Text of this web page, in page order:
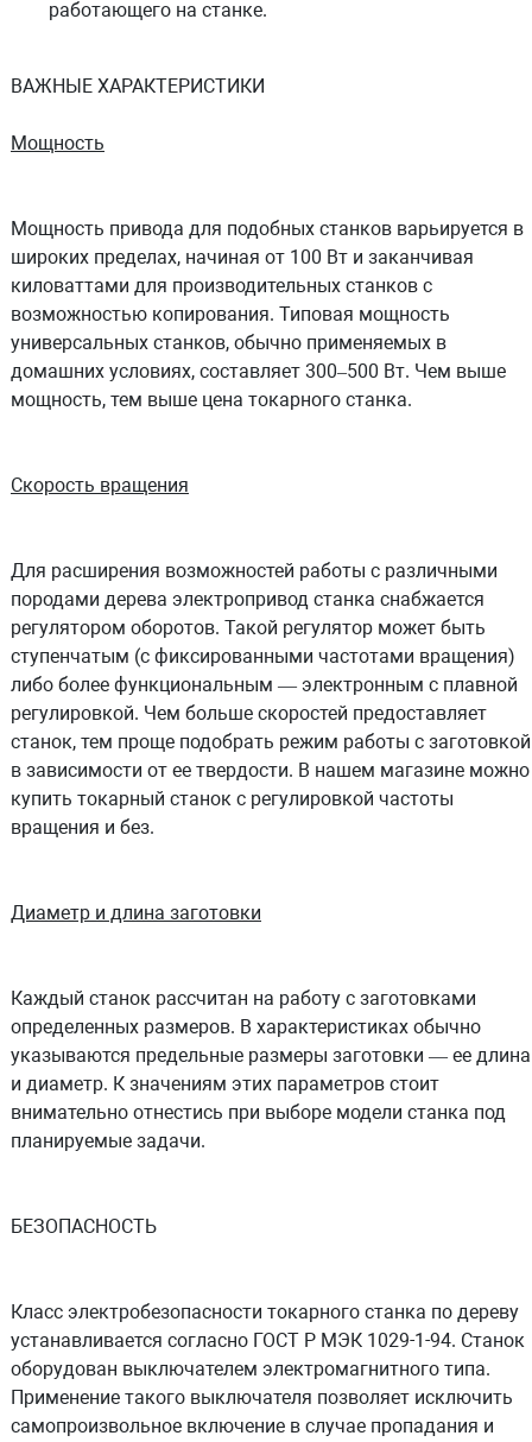
работающего на станке.
ВАЖНЫЕ ХАРАКТЕРИСТИКИ
Мощность
Мощность привода для подобных станков варьируется в
широких пределах, начиная от 100 Вт и заканчивая
киловаттами для производительных станков с
возможностью копирования. Типовая мощность
универсальных станков, обычно применяемых в
домашних условиях, составляет 300–500 Вт. Чем выше
мощность, тем выше цена токарного станка.
Скорость вращения
Для расширения возможностей работы с различными
породами дерева электропривод станка снабжается
регулятором оборотов. Такой регулятор может быть
ступенчатым (с фиксированными частотами вращения)
либо более функциональным — электронным с плавной
регулировкой. Чем больше скоростей предоставляет
станок, тем проще подобрать режим работы с заготовкой
в зависимости от ее твердости. В нашем магазине можно
купить токарный станок с регулировкой частоты
вращения и без.
Диаметр и длина заготовки
Каждый станок рассчитан на работу с заготовками
определенных размеров. В характеристиках обычно
указываются предельные размеры заготовки — ее длина
и диаметр. К значениям этих параметров стоит
внимательно отнестись при выборе модели станка под
планируемые задачи.
БЕЗОПАСНОСТЬ
Класс электробезопасности токарного станка по дереву
устанавливается согласно ГОСТ Р МЭК 1029-1-94. Станок
оборудован выключателем электромагнитного типа.
Применение такого выключателя позволяет исключить
самопроизвольное включение в случае пропадания и